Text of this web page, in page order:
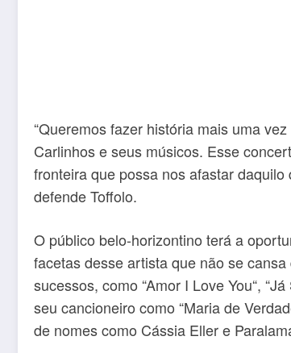
“Queremos fazer história mais uma
Carlinhos e seus músicos. Esse
fronteira que possa nos afastar
defende Toffolo.
O público belo-horizontino terá a
facetas desse artista que não se
sucessos, como “Amor I Love You“,
seu cancioneiro como “Maria de
de nomes como Cássia Eller e